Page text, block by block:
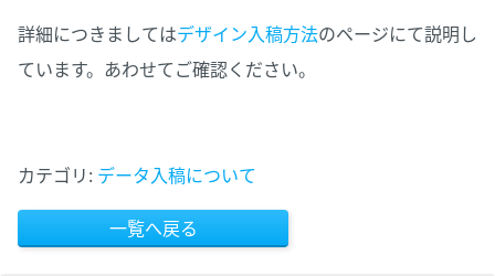
詳細につきましてはデザイン入稿方法のページにて説明し
ています。あわせてご確認ください。
カテゴリ: データ入稿について
一覧へ戻る